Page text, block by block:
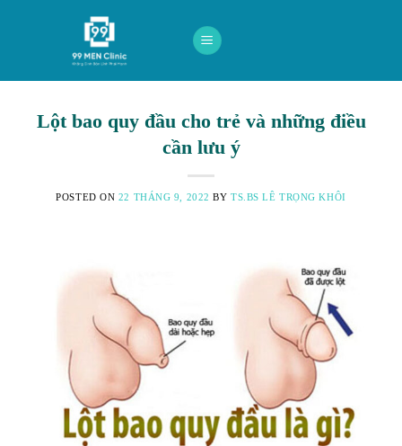
Lột bao quy đầu cho trẻ và những điều
cần lưu ý
POSTED ON 22 THÁNG 9, 2022 BYTS.BS LÊ TRỌNG KHÔI